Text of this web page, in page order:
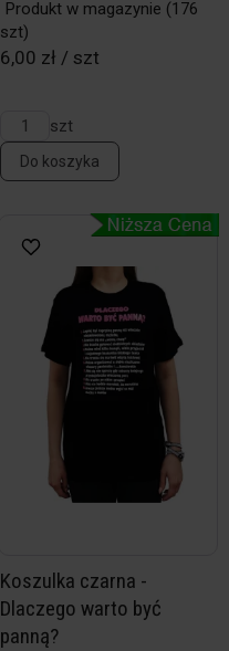
Produkt w magazynie (176
szt)
6,00 zł / szt
szt
Do koszyka
Koszulka czarna -
Dlaczego warto być
panną?